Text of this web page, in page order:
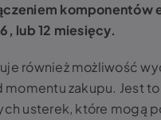
lub 12 miesięcy.
również możliwość
zakupu. Jest
usterek, które mogą